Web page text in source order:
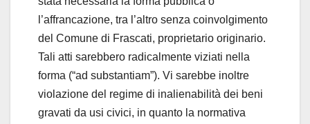
l’affrancazione, tra l’altro senza coinvolgimento
del Comune di Frascati, proprietario originario.
Tali atti sarebbero radicalmente viziati nella
forma (“ad substantiam”). Vi sarebbe inoltre
violazione del regime di inalienabilità dei beni
gravati da usi civici, in quanto la normativa